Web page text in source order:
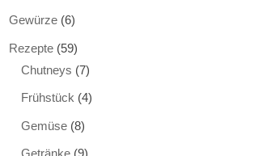
Gewürze (6)
Rezepte (59)
Chutneys (7)
Frühstück (4)
Gemüse (8)
Getränke (9)